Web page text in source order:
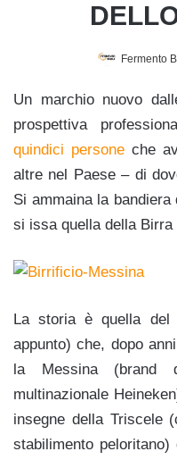
Fermento
Un marchio nuovo
prospettiva
quindici persone che
altre nel Paese – di
Si ammaina la
si issa quella della Birra
La storia è quella del
appunto) che, dopo
la Messina (brand
multinazionale
insegne della Triscele
stabilimento